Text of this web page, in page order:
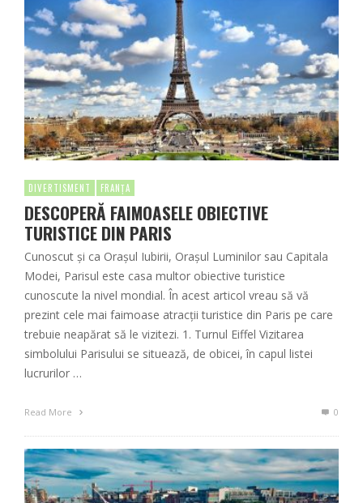
DIVERTISMENT FRANȚA
DESCOPERĂ FAIMOASELE OBIECTIVE
TURISTICE DIN PARIS
Cunoscut și ca Orașul Iubirii, Orașul Luminilor sau Capitala
Modei, Parisul este casa multor obiective turistice
cunoscute la nivel mondial. În acest articol vreau să vă
prezint cele mai faimoase atracții turistice din Paris pe care
trebuie neapărat să le vizitezi. 1. Turnul Eiffel Vizitarea
simbolului Parisului se situează, de obicei, în capul listei
lucrurilor …
Read More 0